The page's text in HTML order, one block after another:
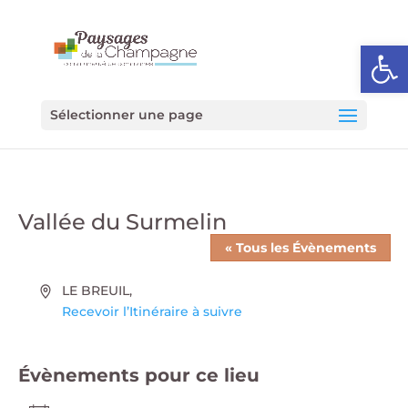
Ouvrir
Sélectionner une page
Vallée du Surmelin
« Tous les Évènements
Adresse
LE BREUIL,
Recevoir l’Itinéraire à suivre
Évènements pour ce lieu